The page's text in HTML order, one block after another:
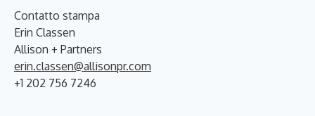
Contatto stampa
Erin Classen
Allison + Partners
erin.classen@allisonpr.com
+1 202 756 7246